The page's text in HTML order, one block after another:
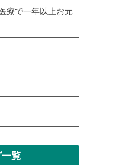
療で一年以上お元
覧